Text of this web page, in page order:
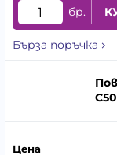
бр.
Бърза поръчка